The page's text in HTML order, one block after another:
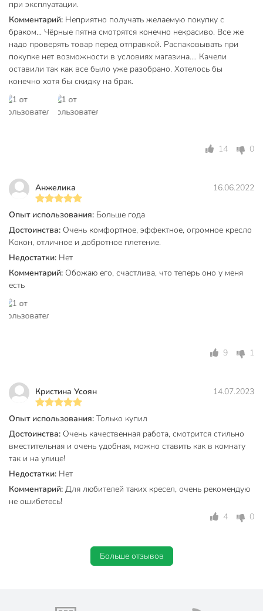
В дополнение идет мягкая, большая подушка из
качественного материала.
Подвесное кресло – это современный и оригинальный
способ обустройства комфортной зоны отдыха.
покачивания и невесомости – это ключевые параметры,
которые обеспечат уют и отдых.
Ширина, см
Длина, см
Максимальная нагрузка, кг
150 кг
Бренд
Страна производства
Китай
Количество мест
Материал каркаса
Особенности
Комплектация
Наличие стойки
со стойкой
Материал корзины
Артикул производителя
TZF-H056
при эксплуатации.
Комментарий: Неприятно получать желаемую покупку с
браком... Чёрные пятна смотрятся конечно некрасиво. Все же
надо проверять товар перед отправкой. Распаковывать при
покупке нет возможности в условиях магазина.... Качели
оставили так как все было уже разобрано. Хотелось бы
конечно хотя бы скидку на брак.
14 0
Анжелика 16.06.2022
Опыт использования: Больше года
Достоинства: Очень комфортное, эффектное, огромное кресло
Кокон, отличное и добротное плетение.
Недостатки: Нет
Комментарий: Обожаю его, счастлива, что теперь оно у меня
есть
9 1
Кристина Усоян 14.07.2023
Опыт использования: Только купил
Достоинства: Очень качественная работа, смотрится стильно
вместительная и очень удобная, можно ставить как в комнату
так и на улице!
Недостатки: Нет
Комментарий: Для любителей таких кресел, очень рекомендую
не ошибетесь!
4
0
Больше отзывов